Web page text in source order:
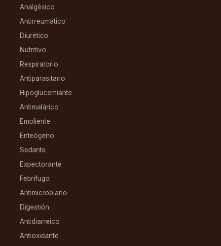
Analgésico
Antirreumático
Diurético
Nutritivo
Respiratorio
Antiparasitario
Hipoglucemiante
Antimalárico
Emoliente
Enteógeno
Sedante
Expectorante
Febrífugo
Antimicrobiano
Digestión
Antidiarreico
Antioxidante